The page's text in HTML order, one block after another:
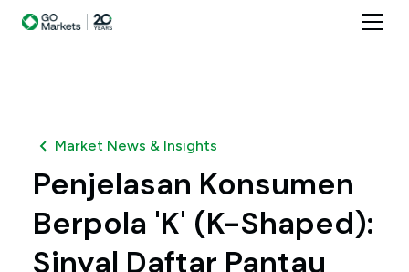
Market News & Insights
Penjelasan Konsumen
Berpola 'K' (K-Shaped):
Sinyal Daftar Pantau